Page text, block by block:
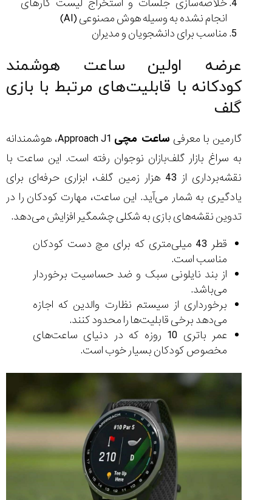
انجام ‌نشده به وسیله هوش مصنوعی (AI)
مناسب برای دانشجویان و مدیران
عرضه اولین ساعت هوشمند
کودکانه با قابلیت‌های مرتبط با بازی
گلف
گارمین با معرفی ساعت مچی
Approach J1، هوشمندانه
به سراغ بازار گلف‌بازان نوجوان رفته است. این ساعت با
نقشه‌برداری از 43 هزار زمین گلف، ابزاری حرفه‌ای برای
یادگیری به شمار می‌آید. این ساعت، مهارت کودکان را در
تدوین نقشه‌های بازی به شکلی چشمگیر افزایش می‌دهد.
قطر 43 میلی‌متری که برای مچ دست کودکان
مناسب است.
از بند نایلونی سبک و ضد حساسیت برخوردار
می‌باشد.
برخورداری از سیستم نظارت والدین که اجازه
می‌دهد برخی قابلیت‌ها را محدود کنند.
عمر باتری 10 روزه که در دنیای ساعت‌های
مخصوص کودکان بسیار خوب است.